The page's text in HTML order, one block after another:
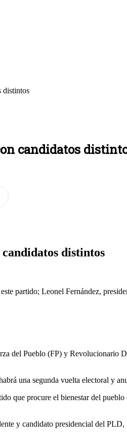
distintos
candidatos
distintos
partido; Leonel Fernández,
Pueblo (FP) y Revolucionario
una segunda vuelta electoral y
que procure el bienestar del
y candidato presidencial del